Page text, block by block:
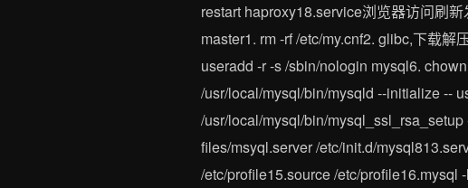
restart haproxy18.service浏览器访问刷
master1. rm -rf /etc/my.cnf2. glibc,下载
useradd -r -s /sbin/nologin mysql6.
/usr/local/mysql/bin/mysqld --initialize --
/usr/local/mysql/bin/
files/msyql.server /etc/init.d/
/etc/profile15.source /etc/